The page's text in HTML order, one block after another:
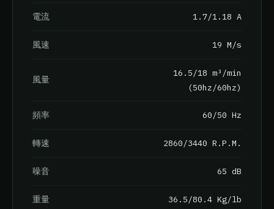
電流 1.7/1.18 A
風速 19 M/s
風量
16.5/18 m³/min
(50hz/60hz)
頻率 60/50 Hz
轉速 2860/3440 R.P.M.
噪音 65 dB
重量 36.5/80.4 Kg/lb